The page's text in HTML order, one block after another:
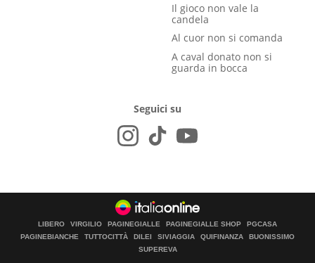
Il gioco non vale la
candela
Al cuor non si comanda
A caval donato non si
guarda in bocca
Seguici su
LIBERO VIRGILIO PAGINEGIALLE PAGINEGIALLE SHOP
PGCASA
PAGINEBIANCHE
TUTTOCITTÀ DILEI SIVIAGGIA QUIFINANZA
BUONISSIMO
SUPEREVA